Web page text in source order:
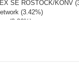
SE ROSTOCK/KONV
(3.42%)
(3.36%)
HLDG (3.25%)